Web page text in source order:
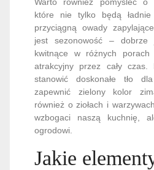
które nie tylko będą
przyciągną owady
jest sezonowość – dobrze
kwitnące w różnych
atrakcyjny przez cały czas.
stanowić doskonałe tło
zapewnić zielony kolor
również o ziołach i
wzbogaci naszą kuchnię,
ogrodowi.
Jakie